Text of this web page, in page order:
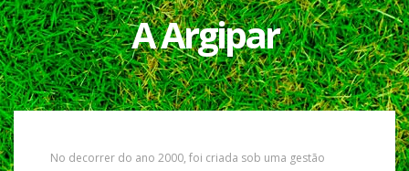
A Argipar
No decorrer do ano 2000, foi criada sob uma gestão